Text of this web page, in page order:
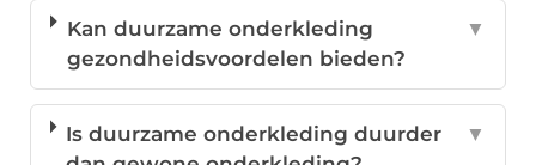
Kan duurzame onderkleding
gezondheidsvoordelen bieden?
▼
Is duurzame onderkleding duurder
▼